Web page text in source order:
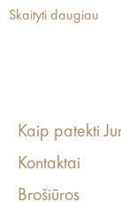
Skaityti daugiau
Kaip patekti
Kontaktai
Brošiūros